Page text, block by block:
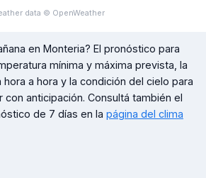
data © OpenWeather
en Monteria? El pronóstico para
mínima y máxima prevista, la
a hora y la condición del cielo para
con anticipación. Consultá también el
de 7 días en la página del clima